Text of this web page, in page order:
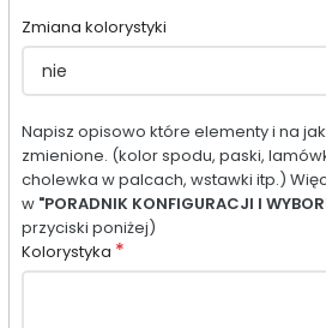
Zmiana kolorystyki
Napisz opisowo które elementy i na
zmienione. (kolor spodu, paski,
cholewka w palcach, wstawki itp.)
w "PORADNIK KONFIGURACJI I
przyciski poniżej)
Kolorystyka *